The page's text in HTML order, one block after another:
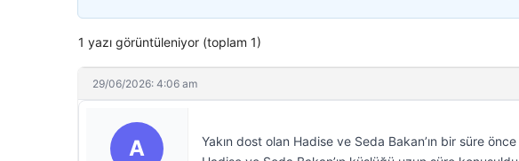
1 yazı görüntüleniyor (toplam 1)
29/06/2026: 4:06 am
A
Yakın dost olan Hadise ve Seda Bakan’ın bir süre